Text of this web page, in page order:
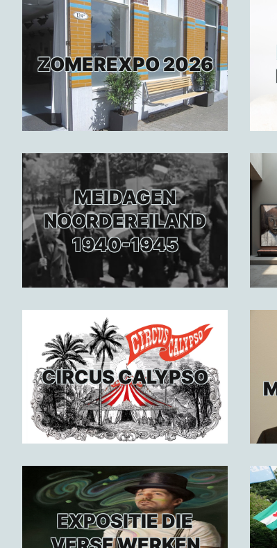
ZOMEREXPO 2026
MEIDAGEN
NOORDEREILAND
1940-1945
CIRCUS CALYPSO
EXPOSITIE DIE